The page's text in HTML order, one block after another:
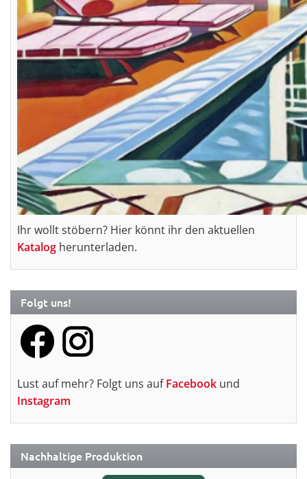
Ihr wollt stöbern? Hier könnt ihr den aktuellen
Katalog herunterladen.
Folgt uns!
Lust auf mehr? Folgt uns aufFacebook und
Instagram
Nachhaltige Produktion